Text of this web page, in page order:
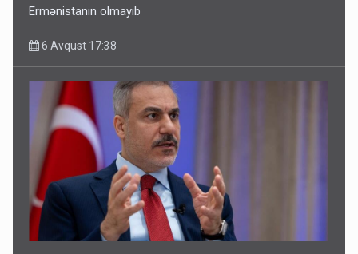
Ermənistanın olmayıb
6 Avqust 17:38